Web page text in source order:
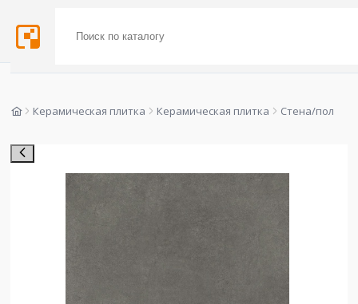
Керамическая плитка Керамическая плитка Стена/пол